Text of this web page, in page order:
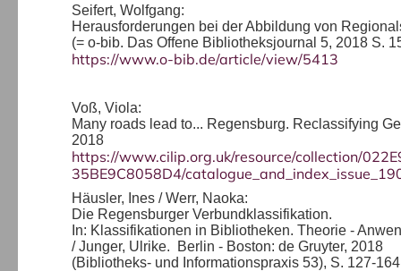
Seifert, Wolfgang:
Herausforderungen bei der Abbildung von
(= o-bib. Das Offene Bibliotheksjournal 5, 2018 S.
https://www.o-bib.de/article/view/5413
Voß, Viola:
Many roads lead to... Regensburg. Reclassifying
2018
https://www.cilip.org.uk/resource/collection/
35BE9C8058D4/
Häusler, Ines / Werr, Naoka:
Die Regensburger Verbundklassifikation.
In: Klassifikationen in Bibliotheken. Theorie -
/ Junger, Ulrike. Berlin - Boston: de Gruyter, 2018
(Bibliotheks- und Informationspraxis 53), S. 127-164